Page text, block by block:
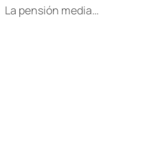
pensión media…